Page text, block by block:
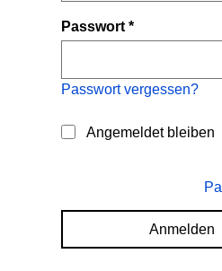
Passwort*
Passwort vergessen?
Angemeldet bleiben
Anmelden